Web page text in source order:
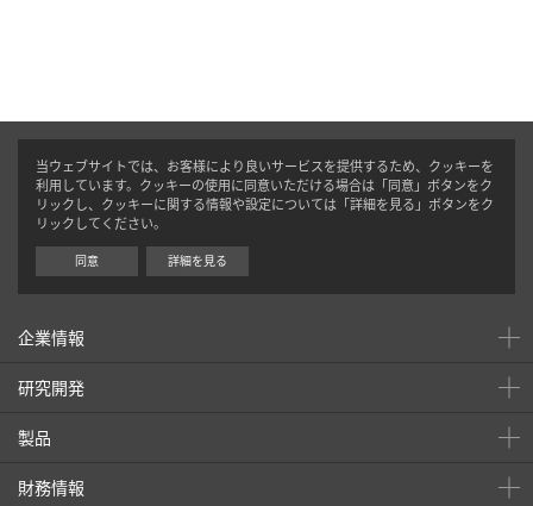
当ウェブサイトでは、お客様により良いサービスを提供するため、クッキーを
利用しています。クッキーの使用に同意いただける場合は「同意」ボタンをク
リックし、クッキーに関する情報や設定については「詳細を見る」ボタンをク
リックしてください。
同意 詳細を見る
企業情報
研究開発
製品
財務情報